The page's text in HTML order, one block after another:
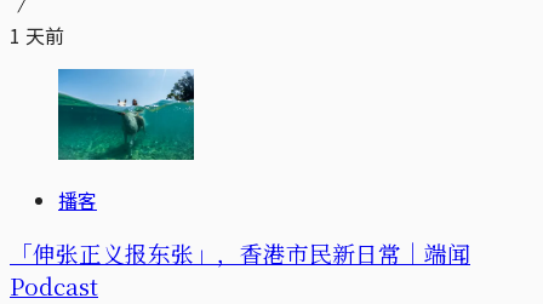
1 天前
播客
「伸张正义报东张」，香港市民新日常｜端闻
Podcast